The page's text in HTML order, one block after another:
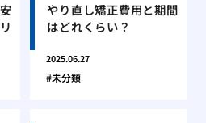
やり直し矯正費用と期間
はどれくらい？
2025.06.27
未分類